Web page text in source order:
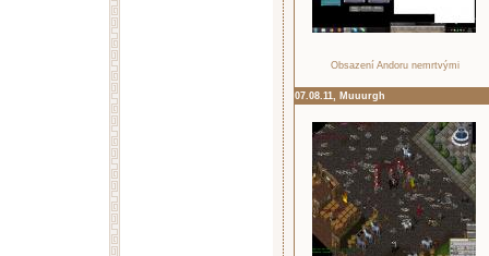
Obsazení Andoru nemrtvými
07.08.11, Muuurgh